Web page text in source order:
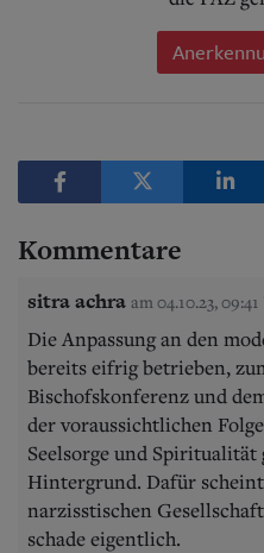
Kommentare
sitra achra am 04.10.23,
Die Anpassung an den
bereits eifrig betrieben,
Bischofskonferenz und
der voraussichtlichen
Seelsorge und Spiritualität
Hintergrund. Dafür
narzisstischen
schade eigentlich.